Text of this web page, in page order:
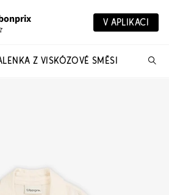
V APLIKACI
Z VISKÓZOVÉ SMĚSI